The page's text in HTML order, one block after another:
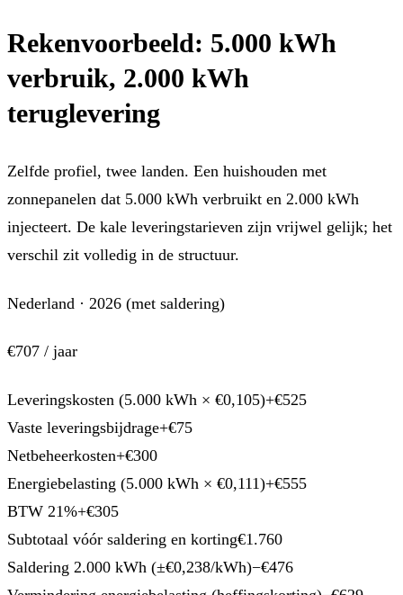
Rekenvoorbeeld: 5.000 kWh
verbruik, 2.000 kWh
teruglevering
Zelfde profiel, twee landen. Een huishouden met
zonnepanelen dat 5.000 kWh verbruikt en 2.000 kWh
injecteert. De kale leveringstarieven zijn vrijwel gelijk; het
verschil zit volledig in de structuur.
Nederland · 2026 (met saldering)
€707 / jaar
Leveringskosten (5.000 kWh × €0,105)+€525
Vaste leveringsbijdrage+€75
Netbeheerkosten+€300
Energiebelasting (5.000 kWh × €0,111)+€555
BTW 21%+€305
Subtotaal vóór saldering en korting€1.760
Saldering 2.000 kWh (±€0,238/kWh)−€476